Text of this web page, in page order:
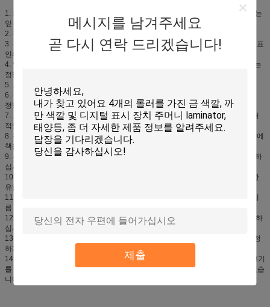
메시지를 남겨주세요
곧 다시 연락 드리겠습니다!
제출
1. 기울어지는 잎 절단에 의하여 특허가 주어지는 기술: 어떤 종이든지 기울어지는
잎 디자인으로 쉽게 잘릴 수 있습니다.
2. 광학적인 커트 라인: 높 눈에 보이는 선을 나타내기.
3. 특허가 주어진 외관: 간단하고, 절묘한 금속 기술 및 이동할 수 있는 디자인, 도표
인쇄소에 적용.
4. 잎 운반대에 의하여 특허가 주어지는 기술의 조정가능한 간격: ± 0.2mm 자르는
정밀도, 긴 서비스 시간.
5. 외부 정밀한 조정 기술을 가진 회전급강하 절단기: 외부 조정, 쉬운 가동.
6. 두 배 가이드 막대 기술 장치를 가진 종이를 밀기: 두 배 막대 종이 강요 밀기의
정밀도를 지키기.
7. 보호 회로 디자인을 비비는 IR: 정면 echelette 격자판 & 뒤 플라스틱 덮개 방어
적인 디자인을 가진 안전을 보장하는 세륨 기준에 따라 만들기.
8. 책을 지키기를 위한 인간적인 디자인: 공간을 절약하십시오, 기계의 보통 단계에
책을 두고 가지고 가는 것은 쉽습니다.
9. 두 배 줄 구멍 디자인을 가진 잎: 잎의 사용의 빈도를 증가시켜서, 비용을 삭감하
십시오.
10. 강한 전원 시스템 디자인에 두 배 유압: 강한 힘을 가진 수입한 모터는, 수입한
유압 성분을 위한 질을 지킵니다.
11. 전류를 고주파로 변환시키는 기름 실린더에 의하여 특허가 주어지는 기술: 기
름 실린더 전류를 고주파로 변환시키는 디자인은 공정한 절단 힘을 만듭니다.
12. 유압 장치를 위한 부분 압력 기술: 효과적으로 책 표지를 위해 주름잡기 극복하
십시오.
13. 기계를 위한 조정 디자인을 균형을 잡으십시오: 움직이고, 기계의 균형을 조정
하게 쉬운.
14: 지 통제, LCD: 최적화와 격상시키는 프로그램은, 누르고, 시간을 삭감하고 크기
를 밀기의 반점을 측정해서, 100개의 프로그램 놓인 fpr 프로그램 시리즈일 수 있습
니다 마음대로 놓일 수 있습니다. 각 프로그램 20 커트.